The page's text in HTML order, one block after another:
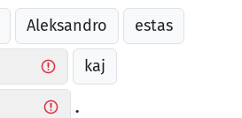
Aleksandro estas
kaj
.